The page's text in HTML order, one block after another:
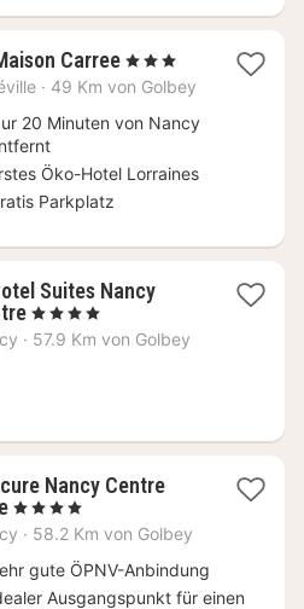
Carree3
Nächte
78
, 3 Sterne
· 49 Km von Golbey
20 Minuten von Nancy
Öko-Hotel Lorraines
Parkplatz
Suites Nancy
1
Nacht
, 4 Sterne
· 57.9 Km von Golbey
Nancy Centre
1
Nacht
ab
90
€
, 4 Sterne
· 58.2 Km von Golbey
gute ÖPNV-Anbindung
Ausgangspunkt für einen